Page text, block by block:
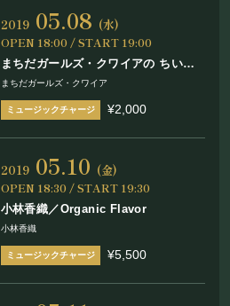
2019 05.08 (水)
OPEN 18:00 / START 19:00
まちだガールズ・クワイアの ちいさ
なディナーショー Vol.26【最終回
まちだガールズ・クワイア
¥2,000
2019 05.10 (金)
OPEN 18:30 / START 19:30
小林香織／Organic Flavor
小林香織
¥5,500